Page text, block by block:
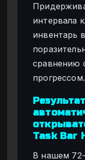
интервала
инвентарь
сравнению
прогрессом.
Task Bar
В нашем